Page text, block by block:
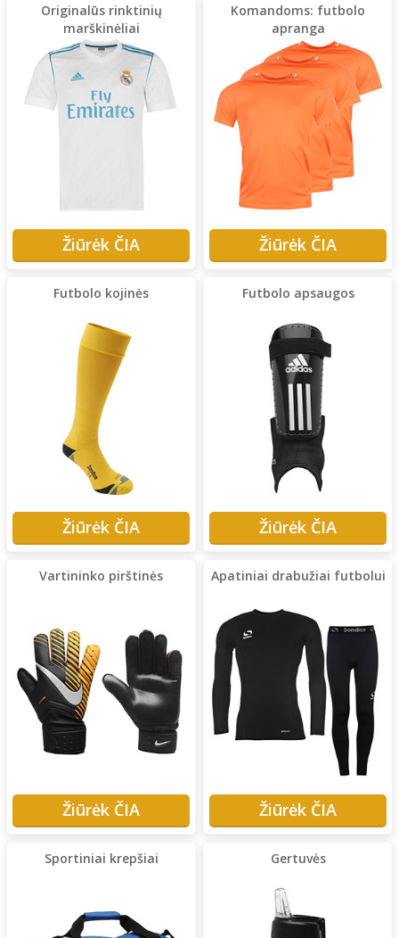
Originalūs rinktinių
marškinėliai
Žiūrėk ČIA
Komandoms: futbolo
apranga
Žiūrėk ČIA
Futbolo kojinės
Žiūrėk ČIA
Futbolo apsaugos
Žiūrėk ČIA
Vartininko pirštinės
Žiūrėk ČIA
Apatiniai drabužiai futbolui
Žiūrėk ČIA
Sportiniai krepšiai Gertuvės